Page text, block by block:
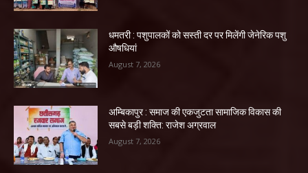
धमतरी : पशुपालकों को सस्ती दर पर मिलेंगी जेनेरिक पशु
औषधियां
August 7, 2026
अम्बिकापुर : समाज की एकजुटता सामाजिक विकास की
सबसे बड़ी शक्ति: राजेश अग्रवाल
August 7, 2026